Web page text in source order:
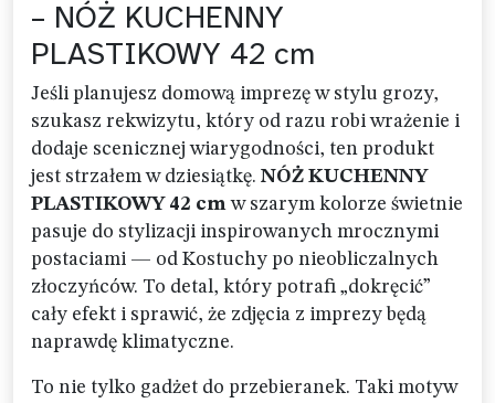
– NÓŻ KUCHENNY
PLASTIKOWY 42 cm
Jeśli planujesz domową imprezę w stylu grozy,
szukasz rekwizytu, który od razu robi wrażenie i
dodaje scenicznej wiarygodności, ten produkt
jest strzałem w dziesiątkę. NÓŻ KUCHENNY
PLASTIKOWY 42 cmw szarym kolorze świetnie
pasuje do stylizacji inspirowanych mrocznymi
postaciami — od Kostuchy po nieobliczalnych
złoczyńców. To detal, który potrafi „dokręcić”
cały efekt i sprawić, że zdjęcia z imprezy będą
naprawdę klimatyczne.
To nie tylko gadżet do przebieranek. Taki motyw